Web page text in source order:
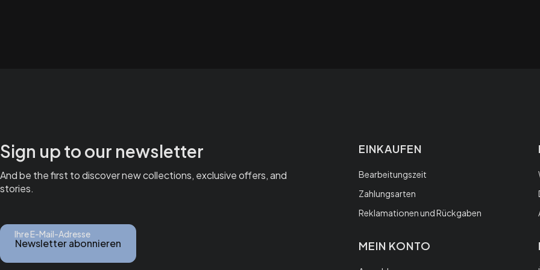
Sign up to our newsletter
And be the first to discover new collections, exclusive offers, and
stories.
Ihre E-Mail-Adresse
Newsletter abonnieren
EINKAUFEN
Bearbeitungszeit
Zahlungsarten
Reklamationen und Rückgaben
MEIN KONTO